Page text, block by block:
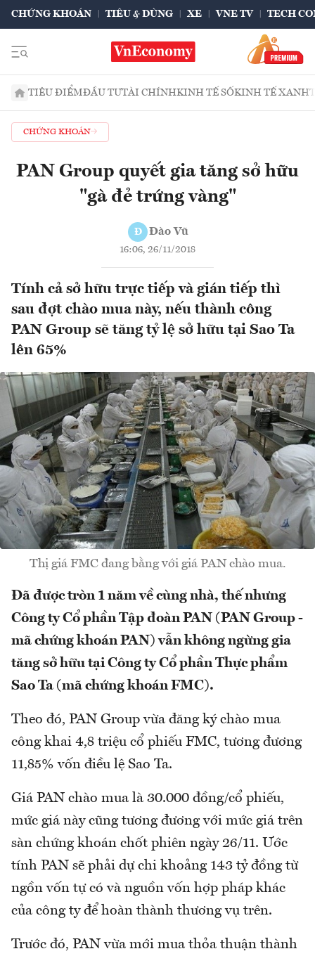
CHỨNG KHOÁN TIÊU & DÙNG XE VNE TV TECH
TIÊU ĐIỂMĐẦU TƯTÀI CHÍNHKINH TẾ SỐKINH TẾ XANH
CHỨNG KHOÁN
PAN Group quyết gia tăng sở hữu
"gà đẻ trứng vàng"
Đ Đào Vũ
16:06, 26/11/2018
Tính cả sở hữu trực tiếp và gián tiếp thì
sau đợt chào mua này, nếu thành công
PAN Group sẽ tăng tỷ lệ sở hữu tại Sao Ta
lên 65%
Thị giá FMC đang bằng với giá PAN chào mua.
Đã được tròn 1 năm về cùng nhà, thế nhưng
Công ty Cổ phần Tập đoàn PAN (PAN Group -
mã chứng khoán PAN) vẫn không ngừng gia
tăng sở hữu tại Công ty Cổ phần Thực phẩm
Sao Ta (mã chứng khoán FMC).
Theo đó, PAN Group vừa đăng ký chào mua
công khai 4,8 triệu cổ phiếu FMC, tương đương
11,85% vốn điều lệ Sao Ta.
Giá PAN chào mua là 30.000 đồng/cổ phiếu,
mức giá này cũng tương đương với mức giá trên
sàn chứng khoán chốt phiên ngày 26/11. Ước
tính PAN sẽ phải dự chi khoảng 143 tỷ đồng từ
ngồn vốn tự có và nguồn vốn hợp pháp khác
của công ty để hoàn thành thương vụ trên.
Trước đó, PAN vừa mới mua thỏa thuận thành